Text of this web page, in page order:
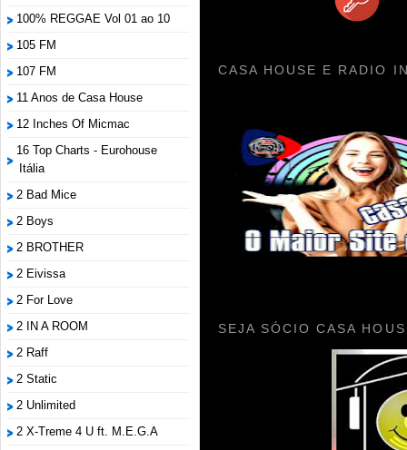
100% REGGAE Vol 01 ao 10
105 FM
107 FM
11 Anos de Casa House
12 Inches Of Micmac
16 Top Charts - Eurohouse
Itália
2 Bad Mice
2 Boys
2 BROTHER
2 Eivissa
2 For Love
2 IN A ROOM
2 Raff
2 Static
2 Unlimited
2 X-Treme 4 U ft. M.E.G.A
CASA HOUSE E RADIO
SEJA SÓCIO CASA